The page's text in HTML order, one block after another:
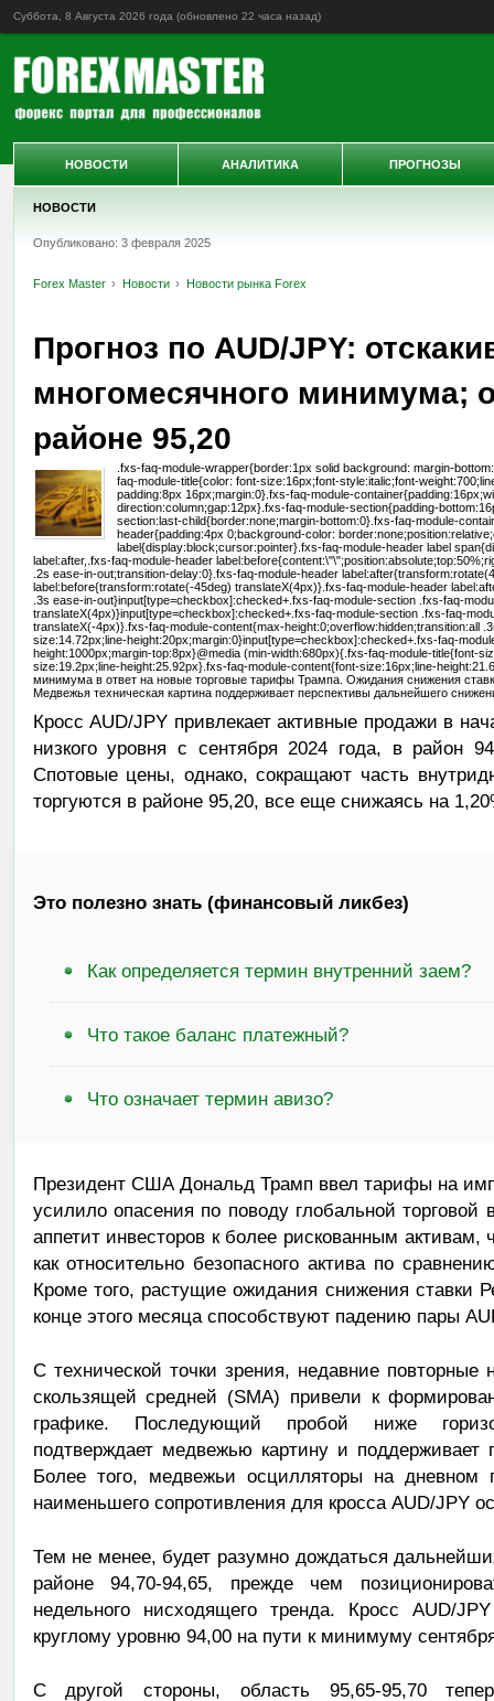
Суббота, 8 Августа 2026 года (обновлено 22 часа назад)
НОВОСТИ
Опубликовано: 3 февраля 2025
Forex Master Новости Новости рынка Forex
Прогноз по AUD/JPY:
многомесячного минимума;
районе 95,20
.fxs-faq-module-wrapper{border:1px solid background: margin-
faq-module-title{color: font-size:16px;font-style:italic;font-
padding:8px 16px;margin:0}.fxs-faq-module-
direction:column;gap:12px}.fxs-faq-module-section{padding-
section:last-child{border:none;margin-bottom:0}.fxs-faq-module-
header{padding:4px 0;background-color:
label{display:block;cursor:pointer}.fxs-faq-module-header label
label:after,.fxs-faq-module-header
.2s ease-in-out;transition-delay:0}.fxs-faq-module-header
label:before{transform:rotate(-45deg) translateX(4px)}.fxs-faq-module-header
.3s ease-in-out}input[type=checkbox]:checked+.fxs-faq-module-section .fxs-faq-
translateX(4px)}input[type=checkbox]:checked+.fxs-faq-module-section .fxs-faq-
translateX(-4px)}.fxs-faq-module-content{max-height:0;overflow:hidden;transition:all
size:14.72px;line-height:20px;margin:0}input[type=checkbox]:checked+.fxs-faq-
height:1000px;margin-top:8px}@media (min-width:680px){.fxs-faq-module-title{font-
size:19.2px;line-height:25.92px}.fxs-faq-module-content{font-size:16px;line-
минимума в ответ на новые торговые тарифы Трампа. Ожидания снижения
Медвежья техническая картина поддерживает перспективы дальнейшего
Кросс AUD/JPY привлекает активные продажи в
низкого уровня с сентября 2024 года, в район
Спотовые цены, однако, сокращают часть
торгуются в районе 95,20, все еще снижаясь на
Это полезно знать (финансовый ликбез)
Как определяется термин внутренний заем?
Что такое баланс платежный?
Что означает термин авизо?
Президент США Дональд Трамп ввел тарифы на
усилило опасения по поводу глобальной
аппетит инвесторов к более рискованным
как относительно безопасного актива по
Кроме того, растущие ожидания снижения ставки
конце этого месяца способствуют падению пары
С технической точки зрения, недавние повторные
скользящей средней (SMA) привели к
графике. Последующий пробой ниже
подтверждает медвежью картину и поддерживает
Более того, медвежьи осцилляторы на дневном
наименьшего сопротивления для кросса AUD/JPY
Тем не менее, будет разумно дождаться
районе 94,70-94,65, прежде чем
недельного нисходящего тренда. Кросс AUD/
круглому уровню 94,00 на пути к минимуму
С другой стороны, область 95,65-95,70
НОВОСТИ АНАЛИТИКА ПРОГНОЗЫ